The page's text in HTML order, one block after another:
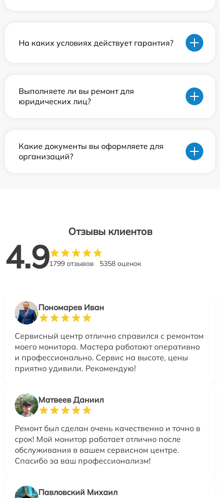
На каких условиях действует гарантия?
Выполняете ли вы ремонт для
юридических лиц?
Какие документы вы оформляете для
организаций?
Отзывы клиентов
4.91799 отзывов 5358 оценок
Пономарев Иван
Сервисный центр отлично справился с ремонтом
моего монитора. Мастера работают оперативно
и профессионально. Сервис на высоте, цены
приятно удивили. Рекомендую!
Матвеев Даниил
Ремонт был сделан очень качественно и точно в
срок! Мой монитор работает отлично после
обслуживания в вашем сервисном центре.
Спасибо за ваш профессионализм!
Павловский Михаил